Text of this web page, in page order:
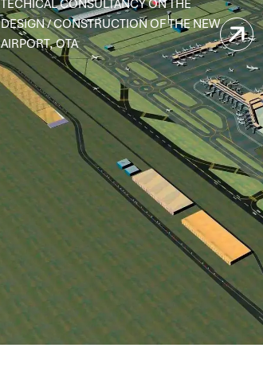
TECHICAL CONSULTANCY ON THE
DESIGN / CONSTRUCTION OF THE NEW
AIRPORT, OTA